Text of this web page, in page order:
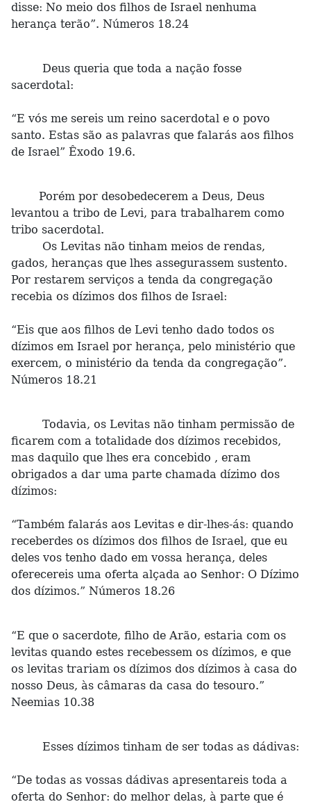
disse: No meio dos filhos de Israel nenhuma
herança terão”. Números 18.24
Deus queria que toda a nação fosse
sacerdotal:
“E vós me sereis um reino sacerdotal e o povo
santo. Estas são as palavras que falarás aos filhos
de Israel” Êxodo 19.6.
Porém por desobedecerem a Deus, Deus
levantou a tribo de Levi, para trabalharem como
tribo sacerdotal.
Os Levitas não tinham meios de rendas,
gados, heranças que lhes assegurassem sustento.
Por restarem serviços a tenda da congregação
recebia os dízimos dos filhos de Israel:
“Eis que aos filhos de Levi tenho dado todos os
dízimos em Israel por herança, pelo ministério que
exercem, o ministério da tenda da congregação”.
Números 18.21
Todavia, os Levitas não tinham permissão de
ficarem com a totalidade dos dízimos recebidos,
mas daquilo que lhes era concebido , eram
obrigados a dar uma parte chamada dízimo dos
dízimos:
“Também falarás aos Levitas e dir-lhes-ás: quando
receberdes os dízimos dos filhos de Israel, que eu
deles vos tenho dado em vossa herança, deles
oferecereis uma oferta alçada ao Senhor: O Dízimo
dos dízimos.” Números 18.26
“E que o sacerdote, filho de Arão, estaria com os
levitas quando estes recebessem os dízimos, e que
os levitas trariam os dízimos dos dízimos à casa do
nosso Deus, às câmaras da casa do tesouro.”
Neemias 10.38
Esses dízimos tinham de ser todas as dádivas:
“De todas as vossas dádivas apresentareis toda a
oferta do Senhor: do melhor delas, à parte que é